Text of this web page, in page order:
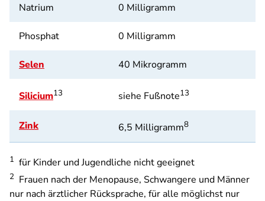
Natrium 0 Milligramm
Phosphat 0 Milligramm
Selen 40 Mikrogramm
Silicium13 siehe Fußnote13
Zink 6,5 Milligramm8
1 für Kinder und Jugendliche nicht geeignet
2 Frauen nach der Menopause, Schwangere und Männer
nur nach ärztlicher Rücksprache, für alle möglichst nur